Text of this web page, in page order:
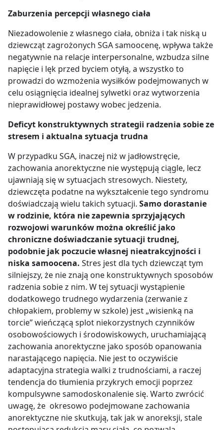
Zaburzenia percepcji własnego ciała
Niezadowolenie z własnego ciała, obniża i tak niską u
dziewcząt zagrożonych SGA samoocenę, wpływa także
negatywnie na relacje interpersonalne, wzbudza silne
napięcie i lęk przed byciem otyłą, a wszystko to
prowadzi do wzmożenia wysiłków podejmowanych w
celu osiągnięcia idealnej sylwetki oraz wytworzenia
nieprawidłowej postawy wobec jedzenia.
Deficyt konstruktywnych strategii radzenia sobie ze
stresem i aktualna sytuacja trudna
W przypadku SGA, inaczej niż w jadłowstręcie,
zachowania anorektyczne nie występują ciągle, lecz
ujawniają się w sytuacjach stresowych. Niestety,
dziewczęta podatne na wykształcenie tego syndromu
doświadczają wielu takich sytuacji. Samo dorastanie
w rodzinie, która nie zapewnia sprzyjających
rozwojowi warunków można określić jako
chroniczne doświadczanie sytuacji trudnej,
podobnie jak poczucie własnej nieatrakcyjności i
niska samoocena. Stres jest dla tych dziewcząt tym
silniejszy, że nie znają one konstruktywnych sposobów
radzenia sobie z nim. W tej sytuacji wystąpienie
dodatkowego trudnego wydarzenia (zerwanie z
chłopakiem, problemy w szkole) jest „wisienką na
torcie” wieńczącą splot niekorzystnych czynników
osobowościowych i środowiskowych, uruchamiającą
zachowania anorektyczne jako sposób opanowania
narastającego napięcia. Nie jest to oczywiście
adaptacyjna strategia walki z trudnościami, a raczej
tendencja do tłumienia przykrych emocji poprzez
kompulsywne samodoskonalenie się. Warto zwrócić
uwagę, że okresowo podejmowane zachowania
anorektyczne nie skutkują, tak jak w anoreksji, stale